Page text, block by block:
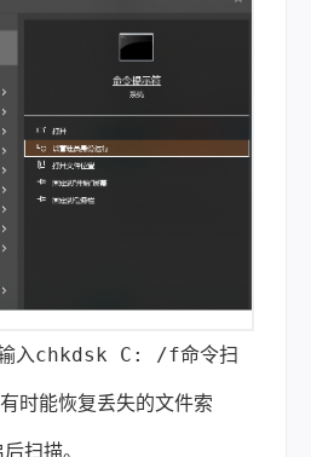
入chkdsk C: /f命令扫
时能恢复丢失的文件索
扫描。